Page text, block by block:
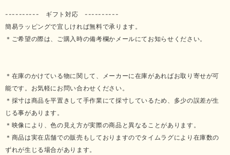
---------- ギフト対応 ----------
簡易ラッピングで宜しければ無料で承ります。
＊ご希望の際は、ご購入時の備考欄かメールにてお知らせください。
＊在庫のかけている物に関して、メーカーに在庫があればお取り寄せが可
能です。お気軽にお問い合わせください。
＊採寸は商品を平置きして手作業にて採寸しているため、多少の誤差が生
じる事があります。
＊映像により、色の見え方が実際の商品と異なることがあります。
＊商品は実在店舗での販売もしておりますのでタイムラグにより在庫数の
ずれが生じる場合があります。